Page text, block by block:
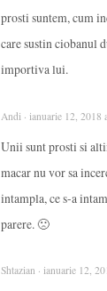
prosti suntem, cum
care sustin ciobanul
importiva lui.
Andi · ianuarie 12,
Unii sunt prosti si
macar nu vor sa
intampla, ce s-a
parere. 🙁
Shtazian · ianuarie 12,